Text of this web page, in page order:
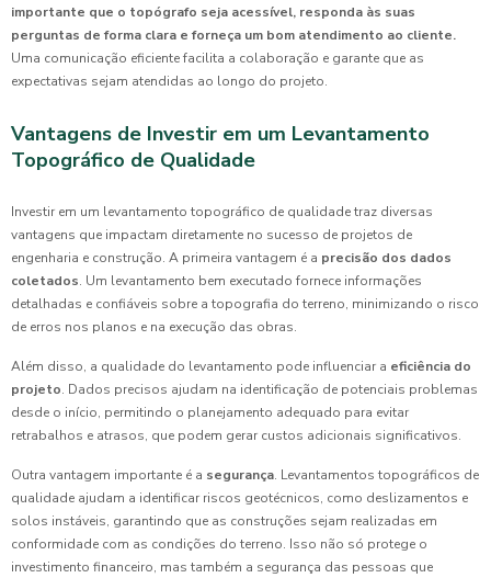
importante que o topógrafo seja acessível, responda às suas
perguntas de forma clara e forneça um bom atendimento ao cliente.
Uma comunicação eficiente facilita a colaboração e garante que as
expectativas sejam atendidas ao longo do projeto.
Vantagens de Investir em um Levantamento
Topográfico de Qualidade
Investir em um levantamento topográfico de qualidade traz diversas
vantagens que impactam diretamente no sucesso de projetos de
engenharia e construção. A primeira vantagem é a precisão dos dados
coletados. Um levantamento bem executado fornece informações
detalhadas e confiáveis sobre a topografia do terreno, minimizando o risco
de erros nos planos e na execução das obras.
Além disso, a qualidade do levantamento pode influenciar a eficiência do
projeto. Dados precisos ajudam na identificação de potenciais problemas
desde o início, permitindo o planejamento adequado para evitar
retrabalhos e atrasos, que podem gerar custos adicionais significativos.
Outra vantagem importante é a segurança. Levantamentos topográficos de
qualidade ajudam a identificar riscos geotécnicos, como deslizamentos e
solos instáveis, garantindo que as construções sejam realizadas em
conformidade com as condições do terreno. Isso não só protege o
investimento financeiro, mas também a segurança das pessoas que